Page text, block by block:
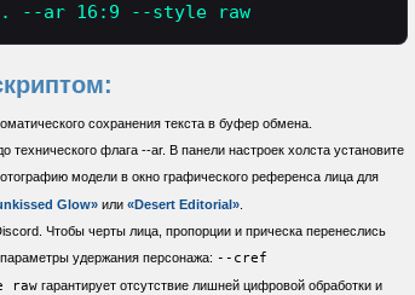
--ar 16:9 --style raw
сохранения текста в буфер обмена.
технического флага --ar. В панели настроек холста установите
модели в окно графического референса лица для
Glow» или «Desert Editorial»
Чтобы черты лица, пропорции и прическа перенеслись
удержания персонажа: --cref
raw гарантирует отсутствие лишней цифровой обработки и